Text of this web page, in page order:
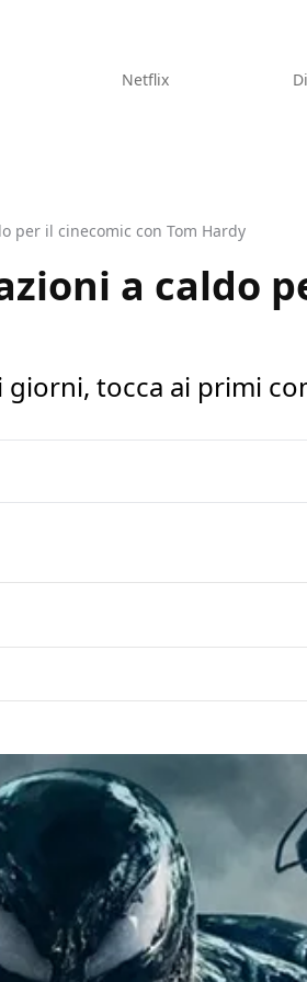
Netflix
per il cinecomic con Tom Hardy
a caldo
tocca ai primi